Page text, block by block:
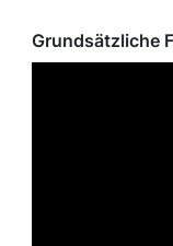
Grundsätzliche